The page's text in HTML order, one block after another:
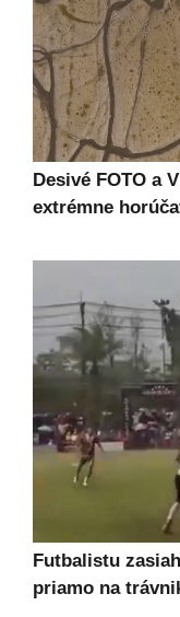
Desivé FOTO a
extrémne
Futbalistu
priamo na